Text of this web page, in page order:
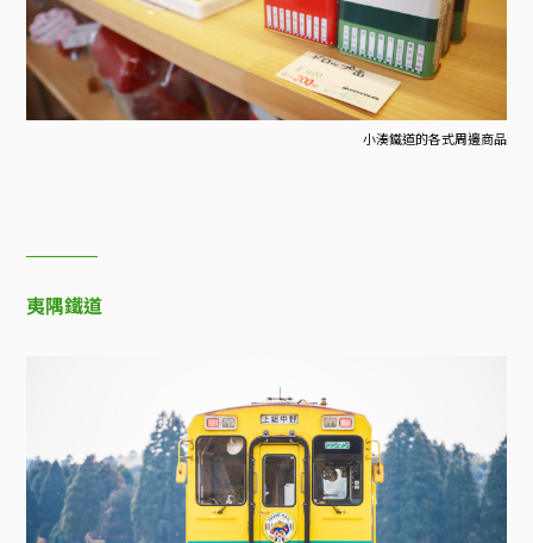
小湊鐵道的各式周邊商品
夷隅鐵道